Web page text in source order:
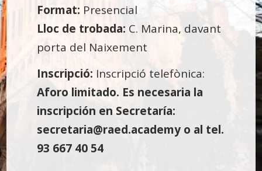
Format: Presencial
Lloc de trobada: C. Marina, davant
porta del Naixement
Inscripció: Inscripció telefònica:
Aforo limitado. Es necesaria la
inscripción en Secretaría:
secretaria@raed.academy o al tel.
93 667 40 54